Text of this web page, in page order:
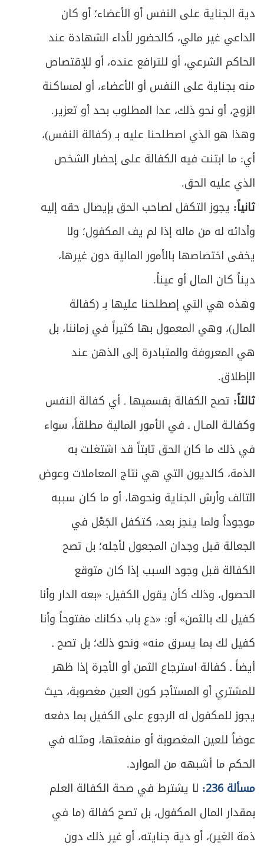
دية الجناية على النفس أو الأعضاء؛ أو كان
الداعي غير مالي، كالحضور لأداء الشهادة عند
الحاكم الشرعي، أو للترافع عنده، أو للإقتصاص
منه بجناية على النفس أو الأعضاء، أو لمساكنة
الزوج، أو نحو ذلك، عدا المطلوب بحد أو تعزير.
وهذا هو الذي اصطلحنا عليه بـ (كفالة النفس)،
أي: ما ابتنت فيه الكفالة على إحضار الشخص
الذي عليه الحق.
ثانياً: يجوز التكفل لصاحب الحق بإيصال حقه إليه
وأدائه له من ماله إذا لم يف المكفول؛ ولا
يخفى اختصاصها بالأمور المالية دون غيرها،
ديناً كان المال أو عيناً.
وهذه هي التي إصطلحنا عليها بـ (كفالة
المال)، وهي المعمول بها كثيراً في زماننا، بل
هي المعروفة والمتبادرة إلى الذهن عند
الإطلاق.
ثالثاً: تصح الكفالة بقسميها ـ أي كفالة النفس
وكفالـة المـال ـ في الأمور المالية مطلقاً، سواء
في ذلك ما كان الحق ثابتاً قد اشتغلت به
الذمة، كالديون التي هي نتاج المعاملات وعوض
التالف وأرش الجناية ونحوها، أو ما كان سببه
موجوداً ولما ينجز بعد، كتكفل الجَعْل في
الجعالة قبل وجدان المجعول لأجله؛ بل تصح
الكفالة قبل وجود السبب إذا كان متوقع
الحصول، وذلك كأن يقول الكفيل: «بعه الدار وأنا
كفيل لك بالثمن» أو: «دع باب دكانك مفتوحاً وأنا
كفيل لك بما يسرق منه» ونحو ذلك؛ بل تصح ـ
أيضاً ـ كفالة استرجاع الثمن أو الأجرة إذا ظهر
للمشتري أو المستأجر كون العين مغصوبة، حيث
يجوز للمكفول له الرجوع على الكفيل بما دفعه
عوضاً للعين المغصوبة أو منفعتها، ومثله في
الحكم ما أشبهه من الموارد.
مسألة 236:
لا يشترط في صحة الكفالة العلم
بمقدار المال المكفول، بل تصح كفالة (ما في
ذمة الغير)، أو دية جنايته، أو غير ذلك دون
460 المبحث الأول: في صيغة العقد
ص
465 المبحث الثاني: في أهلية المتعاقدين
472 المبحث الثالث: في أحكام البطلان والفسخ
ص
491 الفصل الثالث: في آثار الزواج
ص
493 المبحث الأول: في المهر وأحكامه
505 المبحث الثاني: في نفقة الزوجة
ص
516 المبحث الثالث: في حق الاستمتاع
ص
530 المبحث الرابع: في التحكيم في الشقاق
533 المبحث الخامس: في القرابة ولواحقها
ص
580 الفصل الرابع: في خصائص الزواج المؤقت
591 الباب الثاني: في الطلاق
ص
595 الفصل الأول: في الطلاق
ص597 المبحث الأول: في شروط الطلاق والأقسام
610 المبحث الثاني: في أحكام تعدد الطلاق
ص
615 المبحث الثالث: في أحكام العدة
ص
627 المبحث الرابع: في أحكام المفقود زوجها
634 المبحث الخامس: في أحكام عامة/ الطلاق
ص
637 الفصل الثاني في الخلع والمباراة
639 المبحث الأول: في الخلع
ص
645 المبحث الثاني: في المباراة
ص656 الباب الثالث: في الميراث
659
الفصل الأول: في موجبات الإرث وأقسام الوارث
وشروطه
661 المبحث الأول: في موجبات الإرث وطبقات الوارث
ص
المبحث الثاني: في مرتكزات تقدير الحصص
وأقسام الوارث من هذه الجهة
ص
671 المبحث الثالث: في الشروط المعتبرة في الوارث